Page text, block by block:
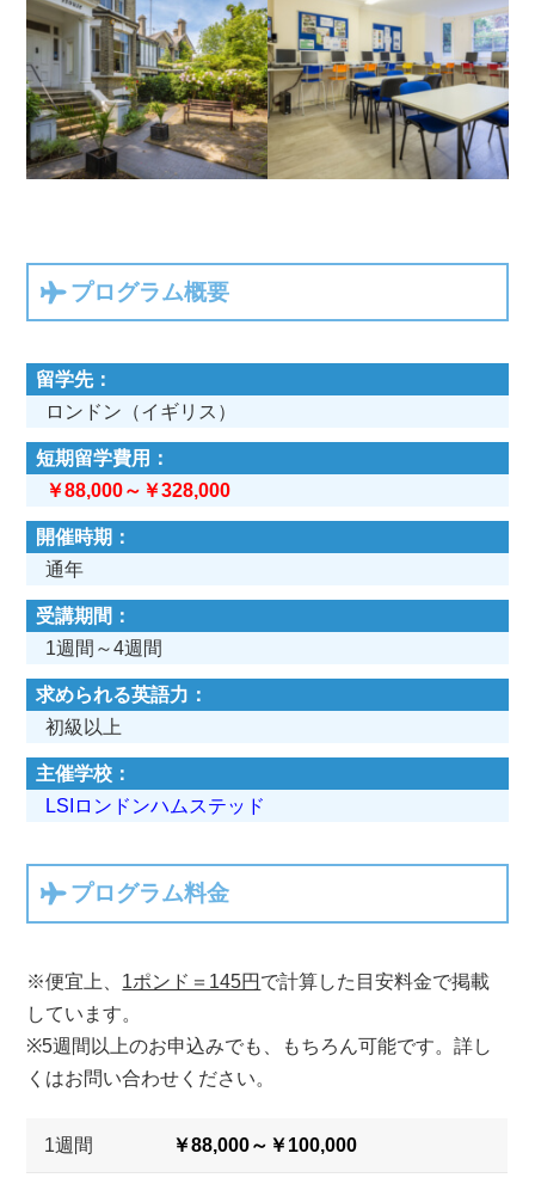
プログラム概要
留学先
ロンドン（イギリス）
短期留学費用
￥88,000～￥328,000
開催時期
通年
受講期間
1週間～4週間
求められる英語力
初級以上
主催学校
LSIロンドンハムステッド
プログラム料金
※便宜上、 1ポンド＝145円 で計算した目安料金で掲載
しています。
※5週間以上のお申込みでも、もちろん可能です。詳し
くはお問い合わせください。
1週間 ￥88,000～￥100,000